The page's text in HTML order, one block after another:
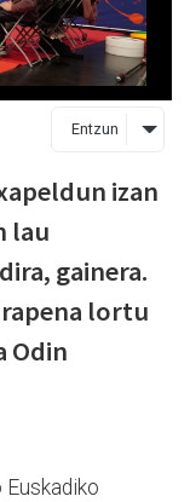
Entzun
izan
lau
gainera.
lortu
Odin